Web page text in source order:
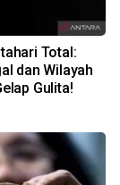
Total:
dan Wilayah
Gulita!